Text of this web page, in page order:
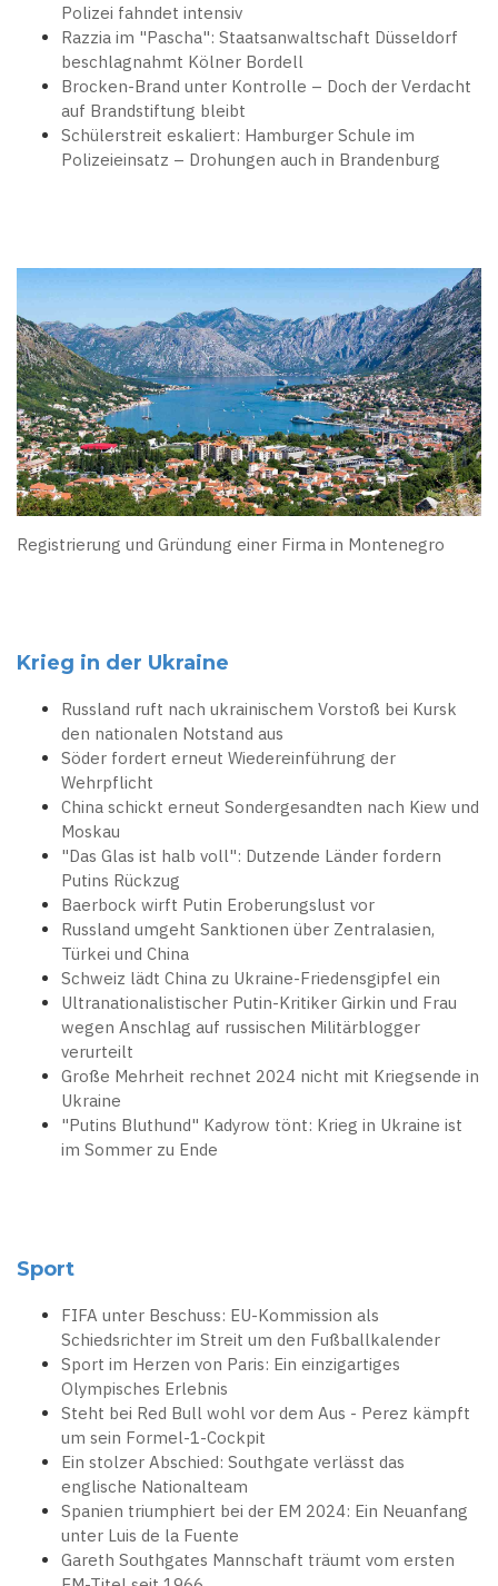
Polizei fahndet intensiv
Razzia im "Pascha": Staatsanwaltschaft Düsseldorf
beschlagnahmt Kölner Bordell
Brocken-Brand unter Kontrolle – Doch der Verdacht
auf Brandstiftung bleibt
Schülerstreit eskaliert: Hamburger Schule im
Polizeieinsatz – Drohungen auch in Brandenburg
Registrierung und Gründung einer Firma in Montenegro
Krieg in der Ukraine
Russland ruft nach ukrainischem Vorstoß bei Kursk
den nationalen Notstand aus
Söder fordert erneut Wiedereinführung der
Wehrpflicht
China schickt erneut Sondergesandten nach Kiew und
Moskau
"Das Glas ist halb voll": Dutzende Länder fordern
Putins Rückzug
Baerbock wirft Putin Eroberungslust vor
Russland umgeht Sanktionen über Zentralasien,
Türkei und China
Schweiz lädt China zu Ukraine-Friedensgipfel ein
Ultranationalistischer Putin-Kritiker Girkin und Frau
wegen Anschlag auf russischen Militärblogger
verurteilt
Große Mehrheit rechnet 2024 nicht mit Kriegsende in
Ukraine
"Putins Bluthund" Kadyrow tönt: Krieg in Ukraine ist
im Sommer zu Ende
Sport
FIFA unter Beschuss: EU-Kommission als
Schiedsrichter im Streit um den Fußballkalender
Sport im Herzen von Paris: Ein einzigartiges
Olympisches Erlebnis
Steht bei Red Bull wohl vor dem Aus - Perez kämpft
um sein Formel-1-Cockpit
Ein stolzer Abschied: Southgate verlässt das
englische Nationalteam
Spanien triumphiert bei der EM 2024: Ein Neuanfang
unter Luis de la Fuente
Gareth Southgates Mannschaft träumt vom ersten